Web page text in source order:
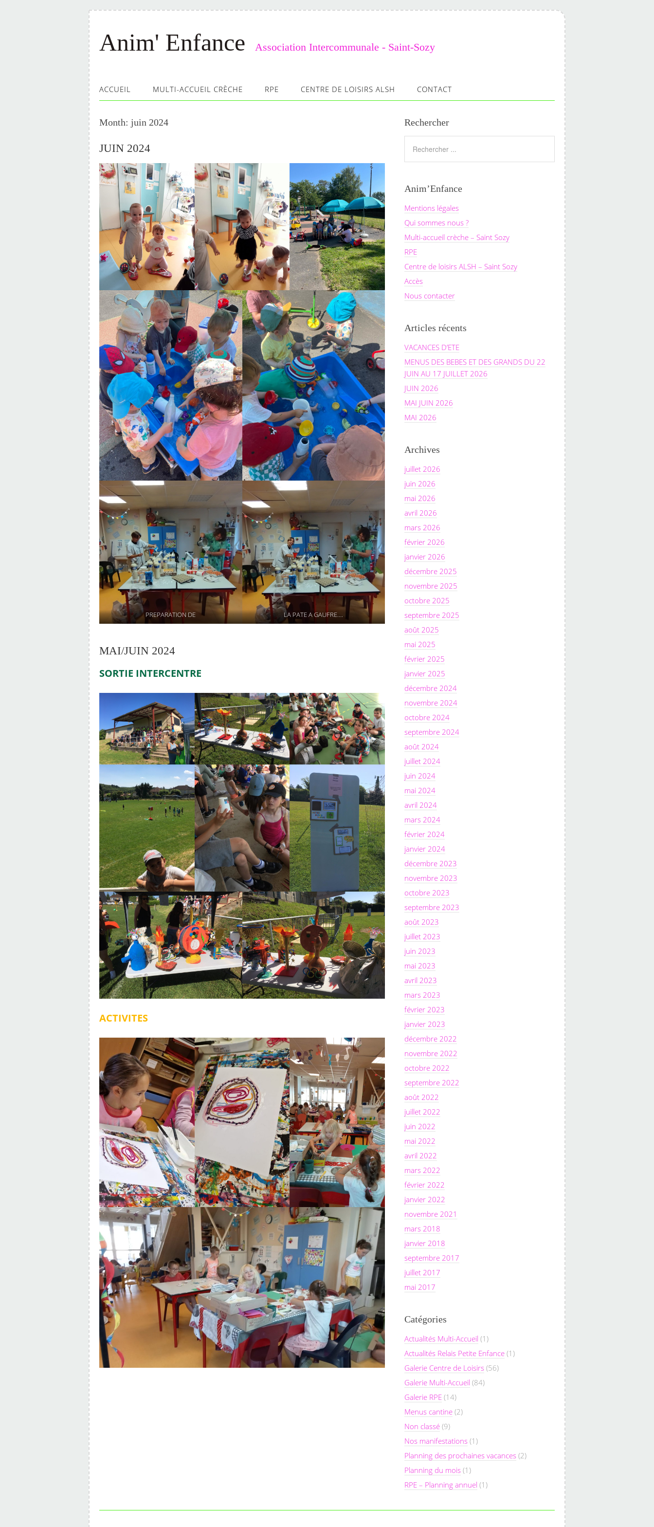
Anim' Enfance Association Intercommunale - Saint-Sozy
ACCUEIL MULTI-ACCUEIL CRÈCHE RPE CENTRE DE LOISIRS ALSH CONTACT
Month: juin 2024
JUIN 2024
PREPARATION DE LA PATE A GAUFRE….
MAI/JUIN 2024
SORTIE INTERCENTRE
ACTIVITES
Rechercher
Anim’Enfance
Mentions légales
Qui sommes nous ?
Multi-accueil crèche – Saint Sozy
RPE
Centre de loisirs ALSH – Saint Sozy
Accès
Nous contacter
Articles récents
VACANCES D’ETE
MENUS DES BEBES ET DES GRANDS DU 22
JUIN AU 17 JUILLET 2026
JUIN 2026
MAI JUIN 2026
MAI 2026
Archives
juillet 2026
juin 2026
mai 2026
avril 2026
mars 2026
février 2026
janvier 2026
décembre 2025
novembre 2025
octobre 2025
septembre 2025
août 2025
mai 2025
février 2025
janvier 2025
décembre 2024
novembre 2024
octobre 2024
septembre 2024
août 2024
juillet 2024
juin 2024
mai 2024
avril 2024
mars 2024
février 2024
janvier 2024
décembre 2023
novembre 2023
octobre 2023
septembre 2023
août 2023
juillet 2023
juin 2023
mai 2023
avril 2023
mars 2023
février 2023
janvier 2023
décembre 2022
novembre 2022
octobre 2022
septembre 2022
août 2022
juillet 2022
juin 2022
mai 2022
avril 2022
mars 2022
février 2022
janvier 2022
novembre 2021
mars 2018
janvier 2018
septembre 2017
juillet 2017
mai 2017
Catégories
Actualités Multi-Accueil (1)
Actualités Relais Petite Enfance (1)
Galerie Centre de Loisirs (56)
Galerie Multi-Accueil (84)
Galerie RPE (14)
Menus cantine (2)
Non classé (9)
Nos manifestations (1)
Planning des prochaines vacances (2)
Planning du mois (1)
RPE – Planning annuel (1)